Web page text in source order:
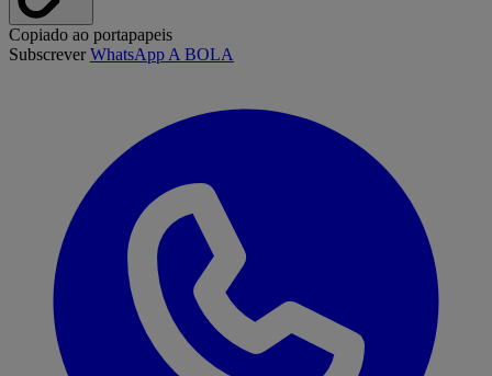
Copiado ao portapapeis
SubscreverWhatsApp A BOLA